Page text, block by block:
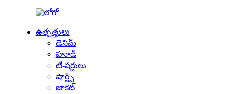
ఉత్పత్తులు
డెనిమ్
హూడీ
టీ-షర్టులు
షార్ట్స్
జాకెట్